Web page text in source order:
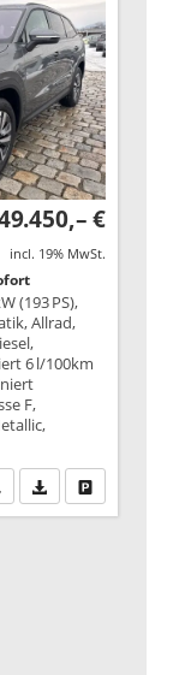
€
incl. 19% MwSt.
(193 PS),
Allrad,
6 l/100km
F,
Wir rufen Sie an
PDF-Datei,Drucken,